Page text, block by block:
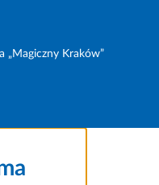
„Magiczny Kraków”